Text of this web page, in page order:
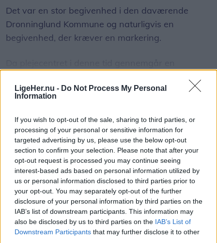
LigeHer.nu - Do Not Process My Personal
Information
If you wish to opt-out of the sale, sharing to third parties, or
processing of your personal or sensitive information for
targeted advertising by us, please use the below opt-out
section to confirm your selection. Please note that after your
opt-out request is processed you may continue seeing
interest-based ads based on personal information utilized by
us or personal information disclosed to third parties prior to
your opt-out. You may separately opt-out of the further
disclosure of your personal information by third parties on the
IAB’s list of downstream participants. This information may
also be disclosed by us to third parties on the IAB’s List of
Downstream Participants that may further disclose it to other
Det var en stor begivenhed i den daværende
Dronninglund Kommune og naturligvis en
begivenhed, der kræver en markering.
ombygningen er overstået.
Helt uden opmærksomhed skal jubilæet dog ikke
foregå, idet man i god tid nedsatte et bogudvalg
bestående af Asta Skaksen, Ritaterese Johannsen
og Frits Danielsen.